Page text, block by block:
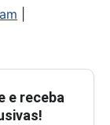
e receba